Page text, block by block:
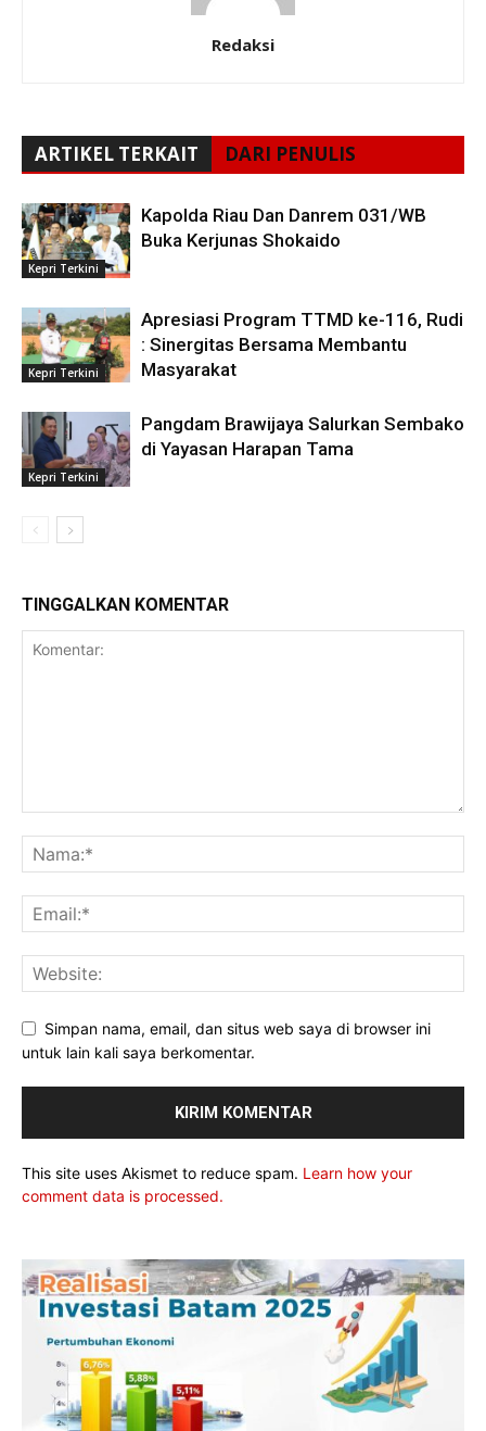
Redaksi
ARTIKEL TERKAIT DARI PENULIS
Kepri Terkini
Kapolda Riau Dan Danrem 031/WB
Buka Kerjunas Shokaido
Kepri Terkini
Apresiasi Program TTMD ke-116, Rudi
: Sinergitas Bersama Membantu
Masyarakat
Kepri Terkini
Pangdam Brawijaya Salurkan Sembako
di Yayasan Harapan Tama
TINGGALKAN KOMENTAR
Simpan nama, email, dan situs web saya di browser ini
untuk lain kali saya berkomentar.
This site uses Akismet to reduce spam. Learn how your
comment data is processed.